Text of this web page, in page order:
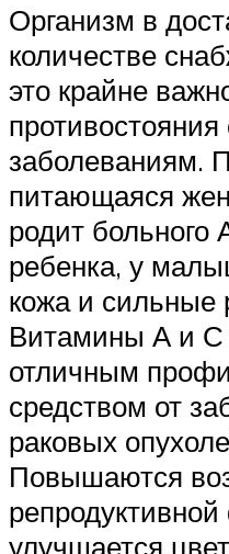
Организм в
количестве
это крайне
заболеваниям.
питающаяся
родит больного
ребенка, у
кожа и
Витамины А и С
отличным
средством от
раковых
Повышаются
улучшается